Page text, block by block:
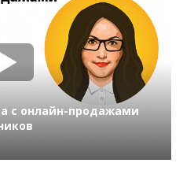
с онлайн-продажами